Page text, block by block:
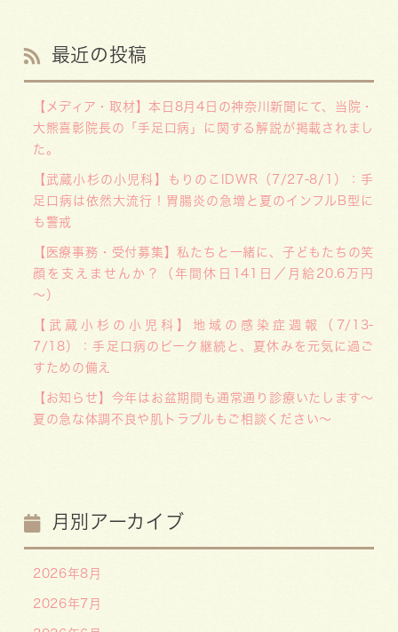
最近の投稿
【メディア・取材】本日8月4日の神奈川新聞にて、当院・
大熊喜彰院長の「手足口病」に関する解説が掲載されまし
た。
【武蔵小杉の小児科】もりのこIDWR（7/27-8/1）：手
足口病は依然大流行！胃腸炎の急増と夏のインフルB型に
も警戒
【医療事務・受付募集】私たちと一緒に、子どもたちの笑
顔を支えませんか？（年間休日141日／月給20.6万円
～）
【武蔵小杉の小児科】地域の感染症週報（7/13-
7/18）：手足口病のピーク継続と、夏休みを元気に過ご
すための備え
【お知らせ】今年はお盆期間も通常通り診療いたします〜
夏の急な体調不良や肌トラブルもご相談ください〜
月別アーカイブ
2026年8月
2026年7月